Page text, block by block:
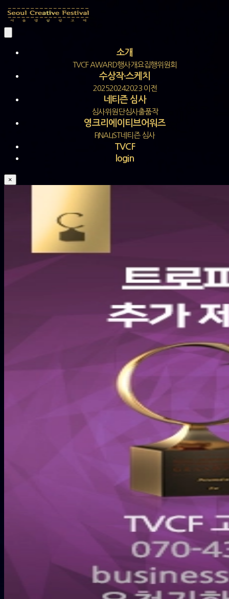
소개
TVCF AWARD행사개요집행위원회
수상작·스케치
202520242023 이전
네티즌 심사
심사위원단심사출품작
영크리에이티브어워즈
FINALIST네티즌 심사
TVCF
login
×